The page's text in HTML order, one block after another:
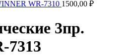
WR-7310 1500,00 ₽
3пр.
7313